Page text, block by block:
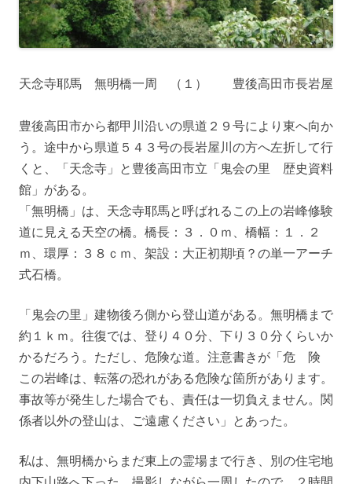
天念寺耶馬 無明橋一周 （１） 豊後高田市長岩屋
豊後高田市から都甲川沿いの県道２９号により東へ向か
う。途中から県道５４３号の長岩屋川の方へ左折して行
くと、「天念寺」と豊後高田市立「鬼会の里 歴史資料
館」がある。
「無明橋」は、天念寺耶馬と呼ばれるこの上の岩峰修験
道に見える天空の橋。橋長：３．０ｍ、橋幅：１．２
ｍ、環厚：３８ｃｍ、架設：大正初期頃？の単一アーチ
式石橋。
「鬼会の里」建物後ろ側から登山道がある。無明橋まで
約１ｋｍ。往復では、登り４０分、下り３０分くらいか
かるだろう。ただし、危険な道。注意書きが「危 険
この岩峰は、転落の恐れがある危険な箇所があります。
事故等が発生した場合でも、責任は一切負えません。関
係者以外の登山は、ご遠慮ください」とあった。
私は、無明橋からまだ東上の霊場まで行き、別の住宅地